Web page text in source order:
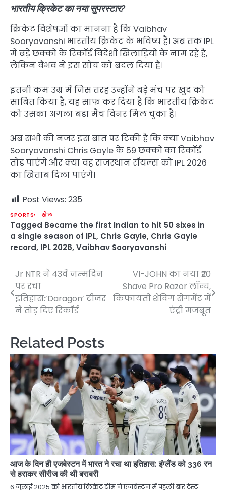
भारतीय क्रिकेट का नया सुपरस्टार?
क्रिकेट विशेषज्ञों का मानना है कि Vaibhav
Sooryavanshi भारतीय क्रिकेट के भविष्य हैं। अब तक IPL
में बड़े छक्कों के रिकॉर्ड विदेशी खिलाड़ियों के नाम रहे हैं,
लेकिन वैभव ने इस सोच को बदल दिया है।
इतनी कम उम्र में जिस तरह उन्होंने बड़े मंच पर खुद को
साबित किया है, यह साफ कर दिया है कि भारतीय क्रिकेट
को उसका अगला बड़ा मैच विनर मिल चुका है।
अब सभी की नजर इस बात पर टिकी है कि क्या Vaibhav
Sooryavanshi Chris Gayle के 59 छक्कों का रिकॉर्ड
तोड़ पाएंगे और क्या वह राजस्थान रॉयल्स को IPL 2026
का खिताब दिला पाएंगे।
Post Views: 235
SPORTS खेल
Tagged Became the first Indian to hit 50 sixes in
a single season of IPL, Chris Gayle, Chris Gayle
record, IPL 2026, Vaibhav Sooryavanshi
Post
navigation
Jr NTR ने 43वें जन्मदिन
पर रचा
इतिहास:’Daragon’ टीजर
ने तोड़ दिए रिकॉर्ड
VI-JOHN का नया ₹20
Shave Pro Razor लॉन्च,
किफायती शेविंग सेगमेंट में
एंट्री मजबूत
Related Posts
आज के दिन ही एजबेस्टन में भारत ने रचा था इतिहास: इंग्लैंड को 336 रन
से हराकर सीरीज की थी बराबरी
6 जुलाई 2025 को भारतीय क्रिकेट टीम ने एजबेस्टन में पहली बार टेस्ट